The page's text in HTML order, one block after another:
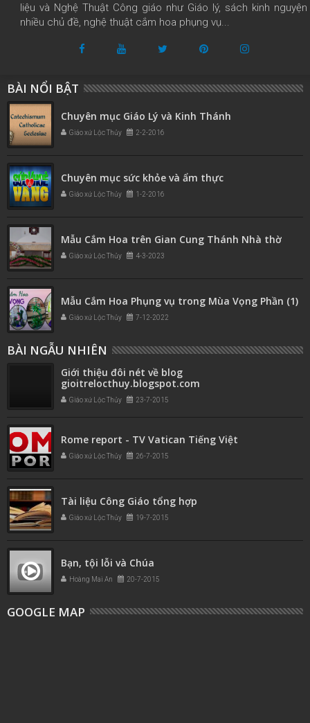
liệu và Nghệ Thuật Công giáo như Giáo lý, sách kinh nguyện
nhiều chủ đề, nghệ thuật cắm hoa phụng vụ...
BÀI NỔI BẬT
Chuyên mục Giáo Lý và Kinh Thánh
Giáo xứ Lộc Thủy 2-2-2016
Chuyên mục sức khỏe và ẩm thực
Giáo xứ Lộc Thủy 1-2-2016
Mẫu Cắm Hoa trên Gian Cung Thánh Nhà thờ
Giáo xứ Lộc Thủy 4-3-2023
Mẫu Cắm Hoa Phụng vụ trong Mùa Vọng Phần (1)
Giáo xứ Lộc Thủy 7-12-2022
BÀI NGẪU NHIÊN
Giới thiệu đôi nét về blog
gioitrelocthuy.blogspot.com
Giáo xứ Lộc Thủy 23-7-2015
Rome report - TV Vatican Tiếng Việt
Giáo xứ Lộc Thủy 26-7-2015
Tài liệu Công Giáo tổng hợp
Giáo xứ Lộc Thủy 19-7-2015
Bạn, tội lỗi và Chúa
Hoàng Mai An 20-7-2015
GOOGLE MAP